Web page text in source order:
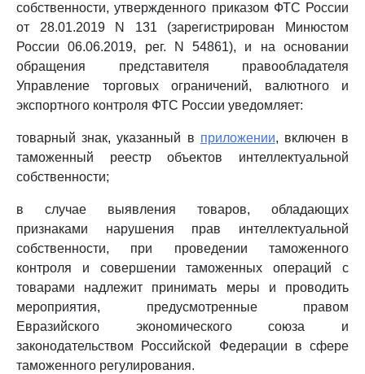
собственности, утвержденного приказом ФТС России
от 28.01.2019 N 131 (зарегистрирован Минюстом
России 06.06.2019, рег. N 54861), и на основании
обращения представителя правообладателя
Управление торговых ограничений, валютного и
экспортного контроля ФТС России уведомляет:
товарный знак, указанный в приложении, включен в
таможенный реестр объектов интеллектуальной
собственности;
в случае выявления товаров, обладающих
признаками нарушения прав интеллектуальной
собственности, при проведении таможенного
контроля и совершении таможенных операций с
товарами надлежит принимать меры и проводить
мероприятия, предусмотренные правом
Евразийского экономического союза и
законодательством Российской Федерации в сфере
таможенного регулирования.